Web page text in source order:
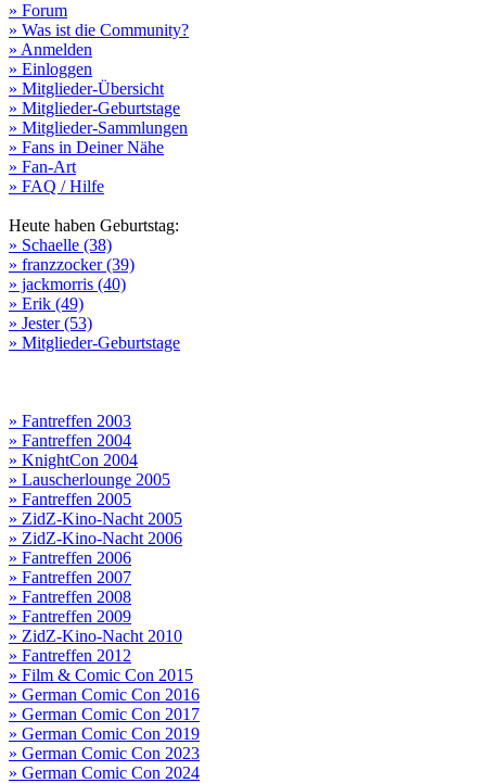
» Forum
» Was ist die Community?
» Anmelden
» Einloggen
» Mitglieder-Übersicht
» Mitglieder-Geburtstage
» Mitglieder-Sammlungen
» Fans in Deiner Nähe
» Fan-Art
» FAQ / Hilfe
Heute haben Geburtstag:
» Schaelle (38)
» franzzocker (39)
» jackmorris (40)
» Erik (49)
» Jester (53)
» Mitglieder-Geburtstage
» Fantreffen 2003
» Fantreffen 2004
» KnightCon 2004
» Lauscherlounge 2005
» Fantreffen 2005
» ZidZ-Kino-Nacht 2005
» ZidZ-Kino-Nacht 2006
» Fantreffen 2006
» Fantreffen 2007
» Fantreffen 2008
» Fantreffen 2009
» ZidZ-Kino-Nacht 2010
» Fantreffen 2012
» Film & Comic Con 2015
» German Comic Con 2016
» German Comic Con 2017
» German Comic Con 2019
» German Comic Con 2023
» German Comic Con 2024